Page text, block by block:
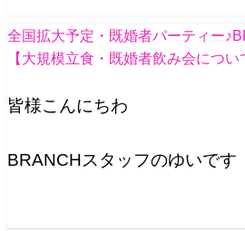
全国拡大予定・既婚者パーティー
【大規模立食・既婚者飲み会につい
皆様こんにちわ
BRANCHスタッフのゆいです